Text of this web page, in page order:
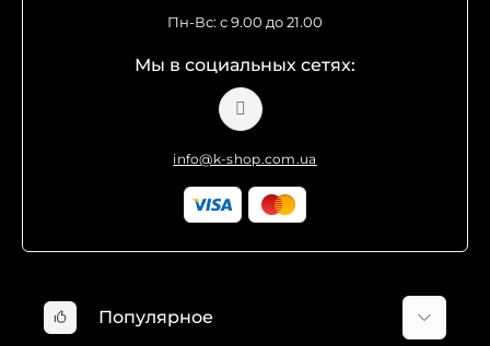
Пн-Вс: с 9.00 до 21.00
Мы в социальных сетях:
info@k-shop.com.ua
Популярное